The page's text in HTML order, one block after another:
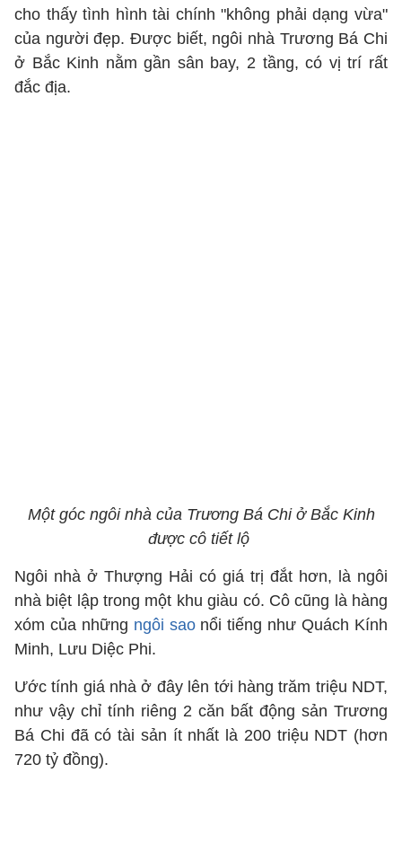
cho thấy tình hình tài chính "không phải dạng vừa"
của người đẹp. Được biết, ngôi nhà Trương Bá Chi
ở Bắc Kinh nằm gần sân bay, 2 tầng, có vị trí rất
đắc địa.
Một góc ngôi nhà của Trương Bá Chi ở Bắc Kinh
được cô tiết lộ
Ngôi nhà ở Thượng Hải có giá trị đắt hơn, là ngôi
nhà biệt lập trong một khu giàu có. Cô cũng là hàng
xóm của những ngôi saonổi tiếng như Quách Kính
Minh, Lưu Diệc Phi.
Ước tính giá nhà ở đây lên tới hàng trăm triệu NDT,
như vậy chỉ tính riêng 2 căn bất động sản Trương
Bá Chi đã có tài sản ít nhất là 200 triệu NDT (hơn
720 tỷ đồng).